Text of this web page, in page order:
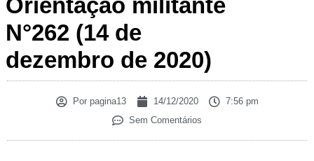
Orientação militante
N°262 (14 de
dezembro de 2020)
Porpagina13 14/12/2020
7:56 pm
Sem Comentários